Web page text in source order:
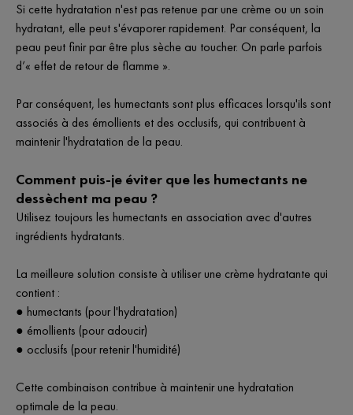
Si cette hydratation n'est pas retenue par une crème ou un soin
hydratant, elle peut s'évaporer rapidement. Par conséquent, la
peau peut finir par être plus sèche au toucher. On parle parfois
d’« effet de retour de flamme ».
Par conséquent, les humectants sont plus efficaces lorsqu'ils sont
associés à des émollients et des occlusifs, qui contribuent à
maintenir l'hydratation de la peau.
Comment puis-je éviter que les humectants ne
dessèchent ma peau ?
Utilisez toujours les humectants en association avec d'autres
ingrédients hydratants.
La meilleure solution consiste à utiliser une crème hydratante qui
contient :
● humectants (pour l'hydratation)
● émollients (pour adoucir)
● occlusifs (pour retenir l'humidité)
Cette combinaison contribue à maintenir une hydratation
optimale de la peau.